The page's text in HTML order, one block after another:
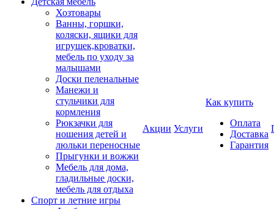
Хозтовары
Ванны, горшки,
коляски, ящики для
игрушек,кроватки,
мебель по уходу за
малышами
Доски пеленальные
Манежи и
стульчики для
кормления
Рюкзачки для
ношения детей и
люльки переносные
Прыгунки и вожжи
Мебель для дома,
гладильные доски,
мебель для отдыха
Спорт и летние игры
Акции Услуги
Как купить
Оплата
Доставка
Гарантия